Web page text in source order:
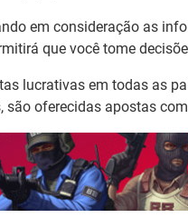
em consideração as
que você tome
lucrativas em todas as
são oferecidas apostas